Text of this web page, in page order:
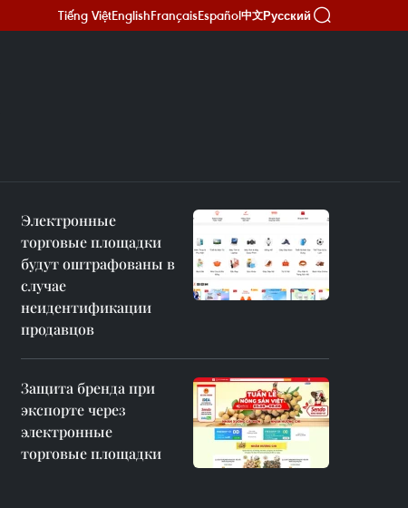
Tiếng ViệtEnglishFrançaisEspañol中文Русский
Электронные
торговые площадки
будут оштрафованы в
случае
неидентификации
продавцов
Защита бренда при
экспорте через
электронные
торговые площадки